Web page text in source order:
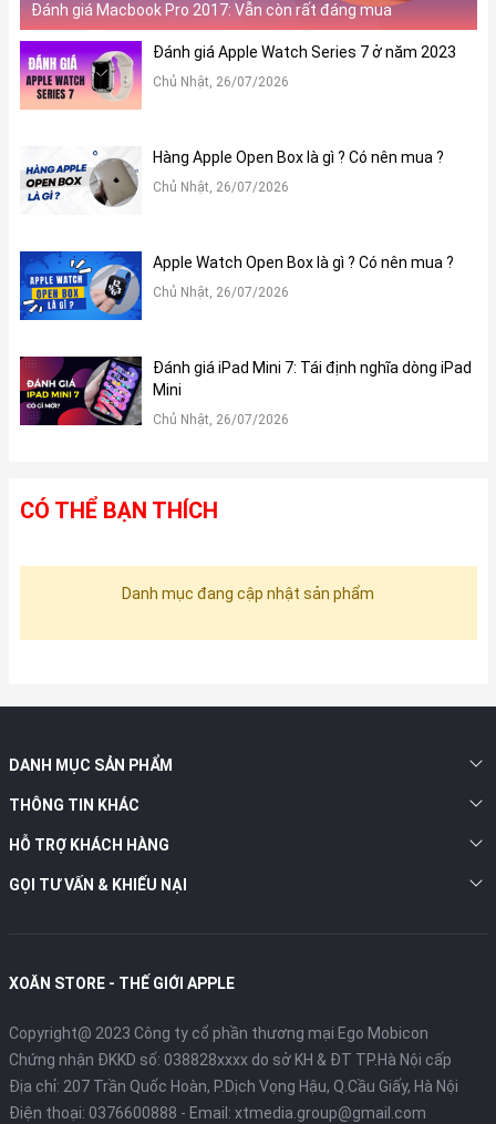
Đánh giá Macbook Pro 2017: Vẫn còn rất đáng mua
Đánh giá Apple Watch Series 7 ở năm 2023
Chủ Nhật, 26/07/2026
Hàng Apple Open Box là gì ? Có nên mua ?
Chủ Nhật, 26/07/2026
Apple Watch Open Box là gì ? Có nên mua ?
Chủ Nhật, 26/07/2026
Đánh giá iPad Mini 7: Tái định nghĩa dòng iPad
Mini
Chủ Nhật, 26/07/2026
CÓ THỂ BẠN THÍCH
Danh mục đang cập nhật sản phẩm
DANH MỤC SẢN PHẨM
THÔNG TIN KHÁC
HỖ TRỢ KHÁCH HÀNG
GỌI TƯ VẤN & KHIẾU NẠI
XOĂN STORE - THẾ GIỚI APPLE
Copyright@ 2023 Công ty cổ phần thương mại Ego Mobicon
Chứng nhận ĐKKD số: 038828xxxx do sở KH & ĐT TP.Hà Nội cấp
Địa chỉ: 207 Trần Quốc Hoàn, P.Dịch Vọng Hậu, Q.Cầu Giấy, Hà Nội
Điện thoại: 0376600888 - Email: xtmedia.group@gmail.com